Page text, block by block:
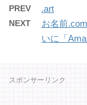
PREV .art
NEXT
お名前
いに「
スポンサーリンク